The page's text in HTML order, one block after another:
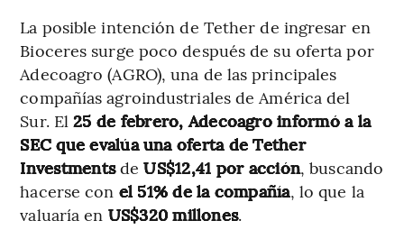
La posible intención de Tether de ingresar en
Bioceres surge poco después de su oferta por
Adecoagro (AGRO), una de las principales
compañías agroindustriales de América del
Sur. El25 de febrero, Adecoagro informó a la
SEC que evalúa una oferta de Tether
InvestmentsdeUS$12,41 por acción, buscando
hacerse con el 51% de la compañía, lo que la
valuaría en US$320 millones.